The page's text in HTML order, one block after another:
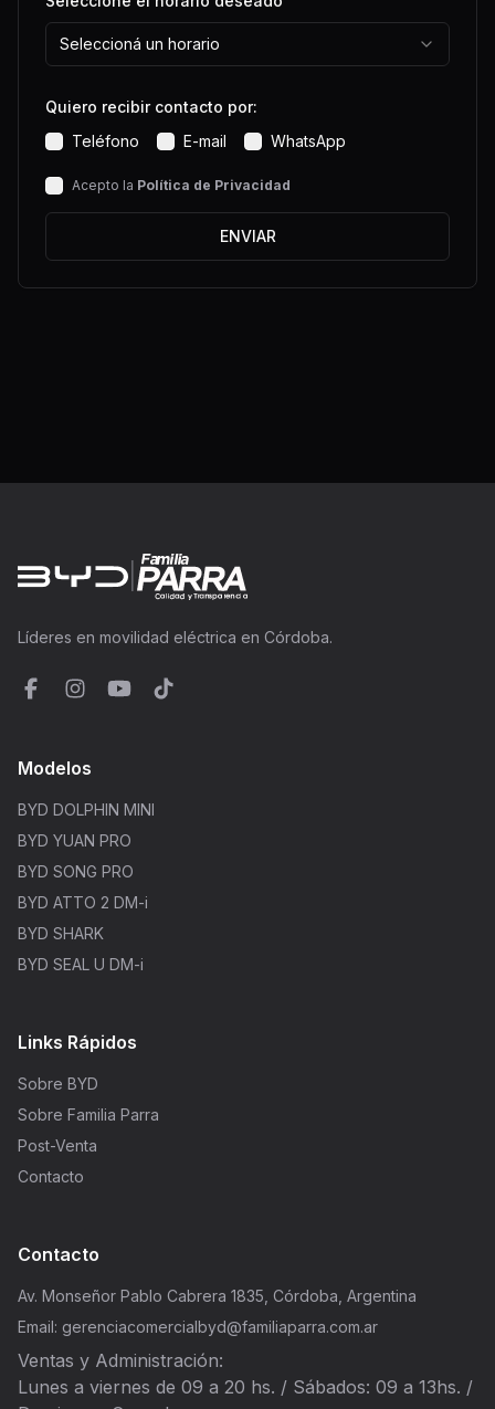
Seleccioná un horario
Quiero recibir contacto por:
Teléfono
E-mail WhatsApp
Acepto la Política de Privacidad
ENVIAR
Líderes en movilidad eléctrica en Córdoba.
Modelos
BYD DOLPHIN MINI
BYD YUAN PRO
BYD SONG PRO
BYD ATTO 2 DM-i
BYD SHARK
BYD SEAL U DM-i
Links Rápidos
Sobre BYD
Sobre Familia Parra
Post-Venta
Contacto
Contacto
Av. Monseñor Pablo Cabrera 1835, Córdoba, Argentina
Email: gerenciacomercialbyd@familiaparra.com.ar
Ventas y Administración:
Lunes a viernes de 09 a 20 hs. / Sábados: 09 a 13hs. /